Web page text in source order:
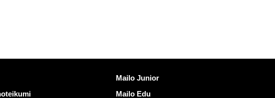
Atklāt Mailo
Mailo Junior
Mailo Edu